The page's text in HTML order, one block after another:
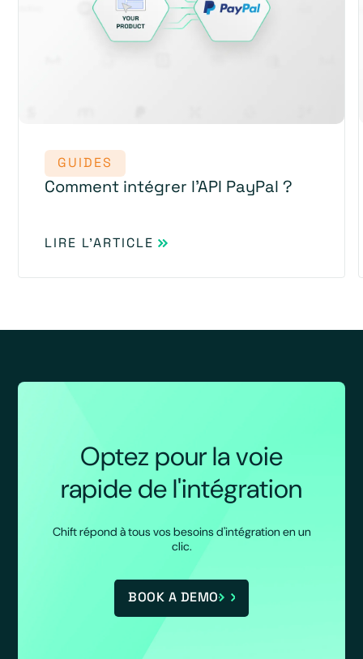
GUIDES
Comment intégrer l'API PayPal ?
LIRE L'ARTICLE
Optez pour la voie
rapide de l'intégration
Chift répond à tous vos besoins d'intégration en un
clic.
BOOK A DEMO